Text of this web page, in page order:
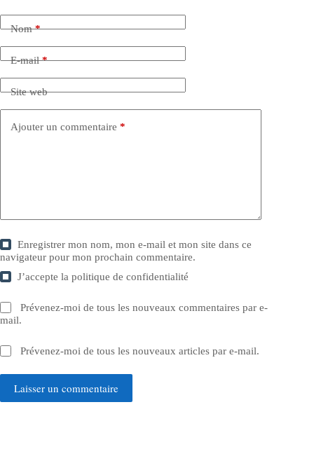
Nom*
E-mail*
Site web
Ajouter un commentaire *
Enregistrer mon nom, mon e-mail et mon site dans ce
navigateur pour mon prochain commentaire.
J’accepte lapolitique de confidentialité
Prévenez-moi de tous les nouveaux commentaires par e-
mail.
Prévenez-moi de tous les nouveaux articles par e-mail.
Laisser un commentaire